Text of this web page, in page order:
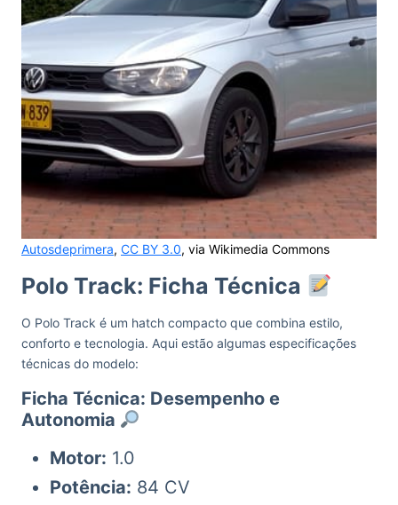
Autosdeprimera, CC BY 3.0, via Wikimedia Commons
Polo Track: Ficha Técnica
O Polo Track é um hatch compacto que combina estilo,
conforto e tecnologia. Aqui estão algumas especificações
técnicas do modelo:
Ficha Técnica: Desempenho e
Autonomia
Motor: 1.0
Potência: 84 CV